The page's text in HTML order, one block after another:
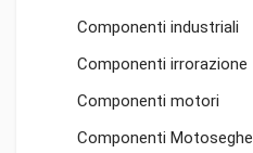
Componenti industriali
Componenti irrorazione
Componenti motori
Componenti Motoseghe